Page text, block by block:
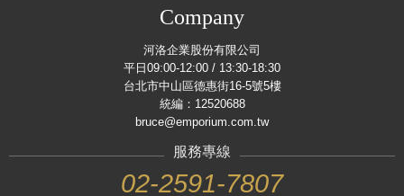
Company
河洛企業股份有限公司
平日09:00-12:00 / 13:30-18:30
台北市中山區德惠街16-5號5樓
統編：12520688
bruce@emporium.com.tw
服務專線
02-2591-7807